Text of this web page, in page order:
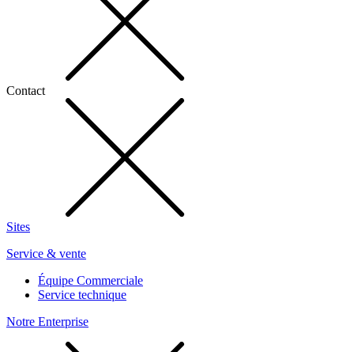
Contact
Sites
Service & vente
Équipe Commerciale
Service technique
Notre Enterprise